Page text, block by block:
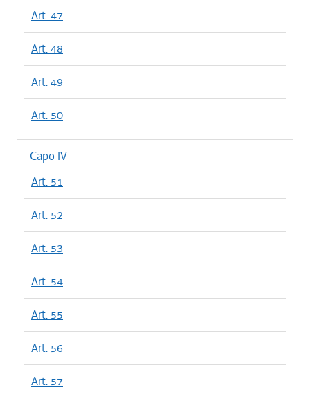
Art. 47
Art. 48
Art. 49
Art. 50
Capo IV
Art. 51
Art. 52
Art. 53
Art. 54
Art. 55
Art. 56
Art. 57